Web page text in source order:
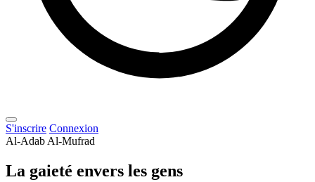
S'inscrire Connexion
Al-Adab Al-Mufrad
La gaieté envers les gens